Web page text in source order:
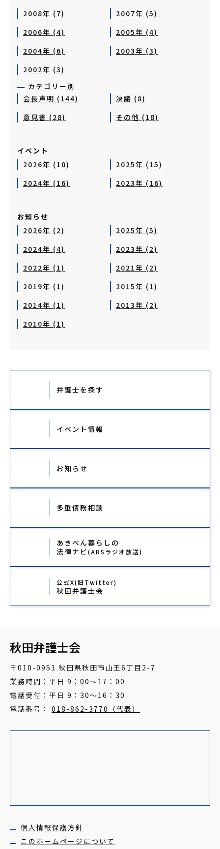
2008年 (7)
2007年 (5)
2006年 (4)
2005年 (4)
2004年 (6)
2003年 (3)
2002年 (3)
カテゴリー別
会長声明 (144)
決議 (8)
意見書 (28)
その他 (18)
イベント
2026年 (10)
2025年 (15)
2024年 (16)
2023年 (16)
お知らせ
2026年 (2)
2025年 (5)
2024年 (4)
2023年 (2)
2022年 (1)
2021年 (2)
2019年 (1)
2015年 (1)
2014年 (1)
2013年 (2)
2010年 (1)
弁護士を探す
イベント情報
お知らせ
多重債務相談
あきべん暮らしの
法律ナビ(ABSラジオ放送)
公式X(旧Twitter)
秋田弁護士会
秋田弁護士会
〒010-0951 秋田県秋田市山王6丁目2-7
業務時間：平日 9：00～17：00
電話受付：平日 9：30～16：30
電話番号： 018-862-3770（代表）
個人情報保護方針
このホームページについて